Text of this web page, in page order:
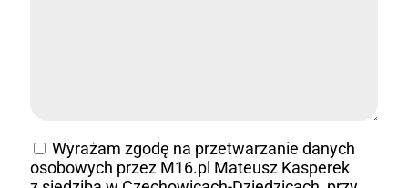
Wyrażam zgodę na przetwarzanie danych
osobowych przez M16.pl Mateusz Kasperek